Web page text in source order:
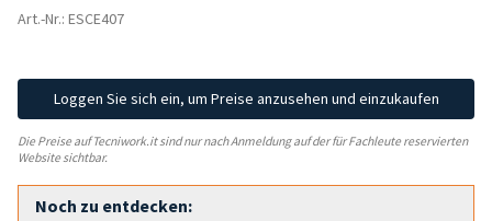
Art.-Nr.: ESCE407
Loggen Sie sich ein, um Preise anzusehen und einzukaufen
Die Preise auf Tecniwork.it sind nur nach Anmeldung auf der für Fachleute reservierten
Website sichtbar.
Noch zu entdecken: